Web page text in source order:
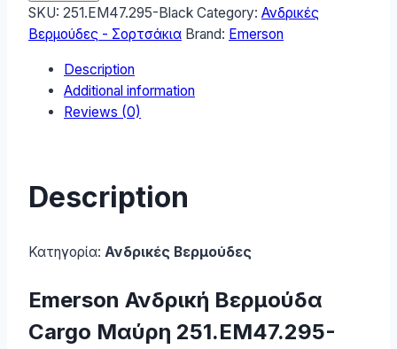
Βερμούδα
251.EM47.295-
quantity
SKU: 251.EM47.295-Black Category: Ανδρικές
Βερμούδες - Σορτσάκια Brand: Emerson
Description
Additional information
Reviews (0)
Description
Κατηγορία: Ανδρικές Βερμούδες
Emerson Ανδρική Βερμούδα
Cargo Μαύρη 251.EM47.295-